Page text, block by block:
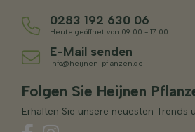
0283 192 630 06
Heute geöffnet von 09:00 - 17:00
E-Mail senden
info@heijnen-pflanzen.de
Folgen Sie Heijnen
Erhalten Sie unsere neuesten Trends